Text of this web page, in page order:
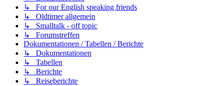
↳ For our English speaking friends
↳ Oldtimer allgemein
↳ Smalltalk - off topic
↳ Forumstreffen
Dokumentationen / Tabellen / Berichte
↳ Dokumentationen
↳ Tabellen
↳ Berichte
↳ Reiseberichte